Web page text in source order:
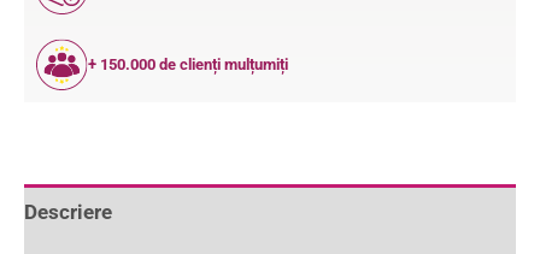
+ 150.000 de clienți mulțumiți
Descriere